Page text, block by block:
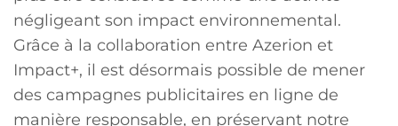
négligeant son impact environnemental.
Grâce à la collaboration entre Azerion et
Impact+, il est désormais possible de mener
des campagnes publicitaires en ligne de
manière responsable, en préservant notre